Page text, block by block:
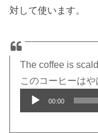
対して使います。
The coffee is
このコーヒーはや
Audio
Player
00:00